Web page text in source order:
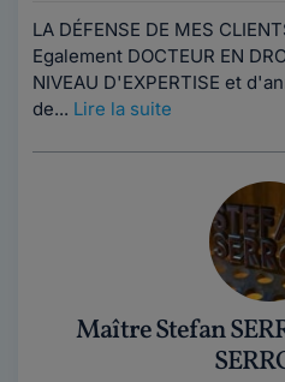
LA DÉFENSE DE MES
Egalement DOCTEUR EN
NIVEAU D'EXPERTISE et
de... Lire la suite
Maître Stefan